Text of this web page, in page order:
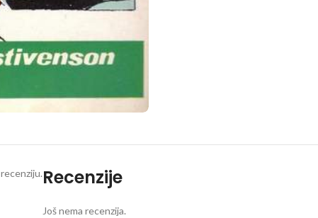
Recenzije
Još nema recenzija.